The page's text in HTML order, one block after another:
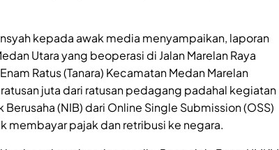
kepada awak media menyampaikan, laporan
Utara yang beoperasi di Jalan Marelan Raya
Ratus (Tanara) Kecamatan Medan Marelan
juta dari ratusan pedagang padahal kegiatan
(NIB) dari Online Single Submission (OSS)
membayar pajak dan retribusi ke negara.